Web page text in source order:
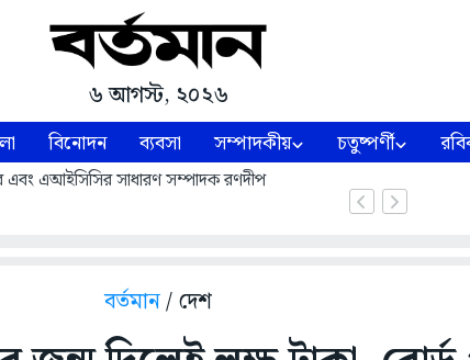
৬ আগস্ট, ২০২৬
বিনোদন ব্যবসা সম্পাদকীয় চতুষ্পর্ণী
এবং এআইসিসির সাধারণ সম্পাদক রণদীপ
বর্তমান/ দেশ